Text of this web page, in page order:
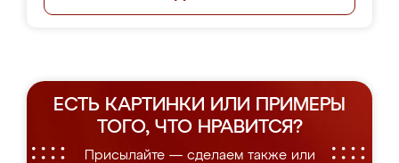
ЕСТЬ КАРТИНКИ ИЛИ ПРИМЕРЫ
ТОГО, ЧТО НРАВИТСЯ?
Присылайте — сделаем также или